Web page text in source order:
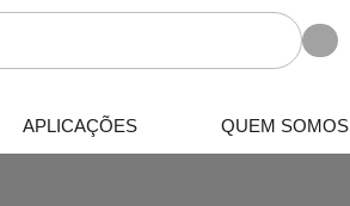
APLICAÇÕES QUEM SOMOS